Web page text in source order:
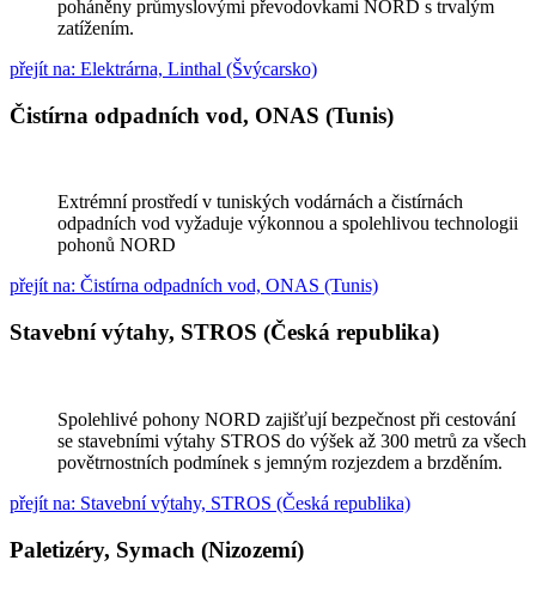
poháněny průmyslovými převodovkami NORD s trvalým
zatížením.
přejít na: Elektrárna, Linthal (Švýcarsko)
Čistírna odpadních vod, ONAS (Tunis)
Extrémní prostředí v tuniských vodárnách a čistírnách
odpadních vod vyžaduje výkonnou a spolehlivou technologii
pohonů NORD
přejít na: Čistírna odpadních vod, ONAS (Tunis)
Stavební výtahy, STROS (Česká republika)
Spolehlivé pohony NORD zajišťují bezpečnost při cestování
se stavebními výtahy STROS do výšek až 300 metrů za všech
povětrnostních podmínek s jemným rozjezdem a brzděním.
přejít na: Stavební výtahy, STROS (Česká republika)
Paletizéry, Symach (Nizozemí)